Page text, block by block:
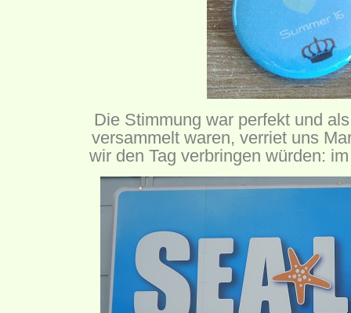
Die Stimmung war perfekt und
versammelt waren, verriet uns
wir den Tag verbringen würden: